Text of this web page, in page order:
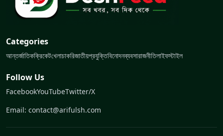
Categories
আন্তর্জাতিকক্রিকেটখেলাচাকরিজাতীয়প্রযুক্তিবিনোদনব্যবসারাজনীতিলাইফস্টাইল
Follow Us
FacebookYouTubeTwitter/X
Email: contact@arifulsh.com